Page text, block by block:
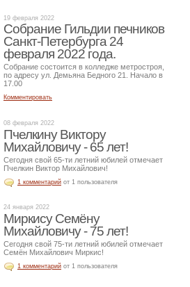
19 февраля 2022
Собрание Гильдии печников
Санкт-Петербурга 24
февраля 2022 года.
Собрание состоится в колледже метростроя,
по адресу ул. Демьяна Бедного 21. Начало в
17.00
Комментировать
08 февраля 2022
Пчелкину Виктору
Михайловичу - 65 лет!
Сегодня свой 65-ти летний юбилей отмечает
Пчелкин Виктор Михайлович!
1 комментарий от 1 пользователя
24 января 2022
Миркису Семёну
Михайловичу - 75 лет!
Сегодня свой 75-ти летний юбилей отмечает
Семён Михайлович Миркис!
1 комментарий от 1 пользователя